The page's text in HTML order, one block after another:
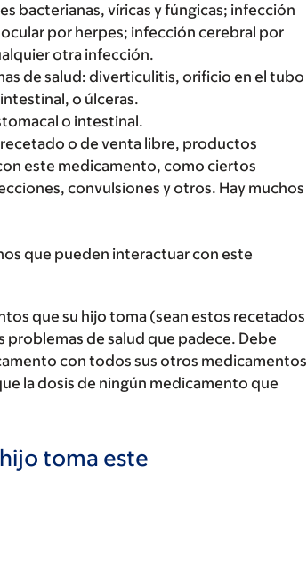
bacterianas, víricas y fúngicas; infección
por herpes; infección cerebral por
otra infección.
de salud: diverticulitis, orificio en el tubo
o úlceras.
o intestinal.
o de venta libre, productos
este medicamento, como ciertos
convulsiones y otros. Hay muchos
que pueden interactuar con este
que su hijo toma (sean estos recetados
de salud que padece. Debe
con todos sus otros medicamentos
la dosis de ningún medicamento que
toma este